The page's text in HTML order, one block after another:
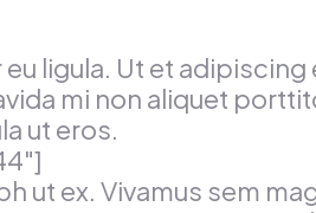
ligula. Ut et
mi non aliquet
ut eros.
ut ex. Vivamus sem